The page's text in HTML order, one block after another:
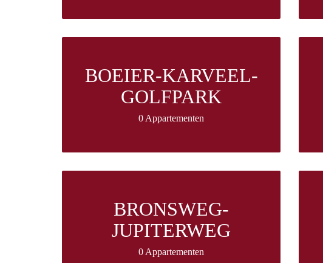
BOEIER-KARVEEL-
GOLFPARK
0 Appartementen
BRONSWEG-
JUPITERWEG
0 Appartementen